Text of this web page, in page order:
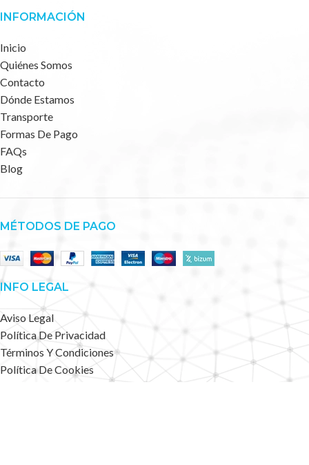
INFORMACIÓN
Inicio
Quiénes Somos
Contacto
Dónde Estamos
Transporte
Formas De Pago
FAQs
Blog
MÉTODOS DE PAGO
INFO LEGAL
Aviso Legal
Política De Privacidad
Términos Y Condiciones
Política De Cookies